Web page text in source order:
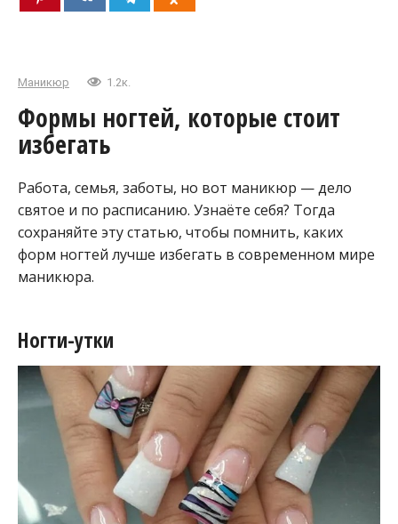
Маникюр 1.2к.
Формы ногтей, которые стоит
избегать
Работа, семья, заботы, но вот маникюр — дело
святое и по расписанию. Узнаёте себя? Тогда
сохраняйте эту статью, чтобы помнить, каких
форм ногтей лучше избегать в современном мире
маникюра.
Ногти-утки